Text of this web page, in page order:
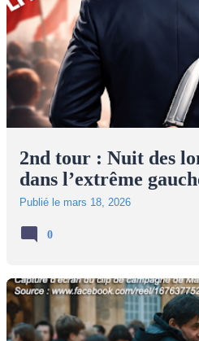
2nd tour : Nuit des
dans l’extrême
Publié le mars 18, 2026
0